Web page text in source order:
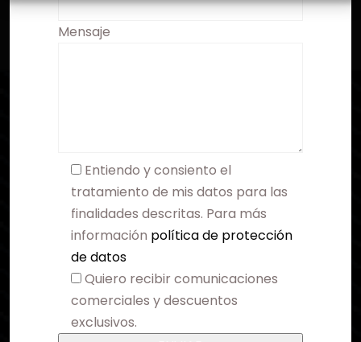
Mensaje
Entiendo y consiento el
tratamiento de mis datos para las
finalidades descritas. Para más
información política de protección
de datos
Quiero recibir comunicaciones
comerciales y descuentos
exclusivos.